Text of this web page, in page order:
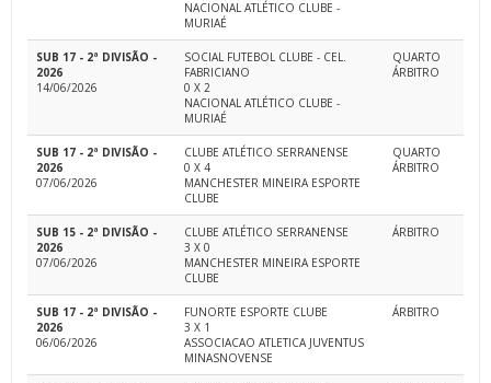
NACIONAL ATLÉTICO CLUBE -
MURIAÉ
SUB 17 - 2ª DIVISÃO -
2026
14/06/2026
SOCIAL FUTEBOL CLUBE - CEL.
FABRICIANO
0 X 2
NACIONAL ATLÉTICO CLUBE -
MURIAÉ
QUARTO
ÁRBITRO
SUB 17 - 2ª DIVISÃO -
2026
07/06/2026
CLUBE ATLÉTICO SERRANENSE
0 X 4
MANCHESTER MINEIRA ESPORTE
CLUBE
QUARTO
ÁRBITRO
SUB 15 - 2ª DIVISÃO -
2026
07/06/2026
CLUBE ATLÉTICO SERRANENSE
3 X 0
MANCHESTER MINEIRA ESPORTE
CLUBE
ÁRBITRO
SUB 17 - 2ª DIVISÃO -
2026
06/06/2026
FUNORTE ESPORTE CLUBE
3 X 1
ASSOCIACAO ATLETICA JUVENTUS
MINASNOVENSE
ÁRBITRO